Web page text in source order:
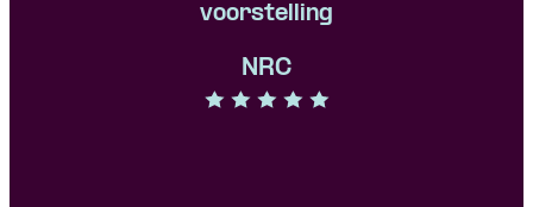
voorstelling
NRC